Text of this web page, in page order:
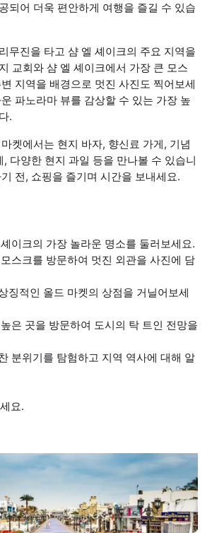
되어 더욱 편안하게 여행을 즐길 수 있습
무진을 타고 샴 엘 셰이크의 주요 지역을
교회와 샴 엘 셰이크에서 가장 큰 모스
지역을 배경으로 멋진 사진도 찍어보세
파노라마 뷰를 감상할 수 있는 가장 높
.
켓에서는 현지 바자, 향신료 가게, 기념
, 다양한 현지 과일 등을 만나볼 수 있습니
전, 쇼핑을 즐기며 시간을 보내세요.
이크의 가장 놀라운 명소를 둘러보세요.
스크를 방문하여 멋진 외관을 사진에 담
징적인 올드 마켓의 상점을 거닐어보세
은 곳을 방문하여 도시의 탁 트인 전망을
분위기를 탐험하고 지역 역사에 대해 알
요.